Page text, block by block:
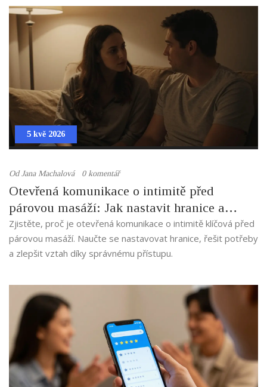
5 kvě 2026
OdJana Machalová 0 komentář
Otevřená komunikace o intimitě před
párovou masáží: Jak nastavit hranice a
zvládnout dotek
Zjistěte, proč je otevřená komunikace o intimitě klíčová před
párovou masáží. Naučte se nastavovat hranice, řešit potřeby
a zlepšit vztah díky správnému přístupu.